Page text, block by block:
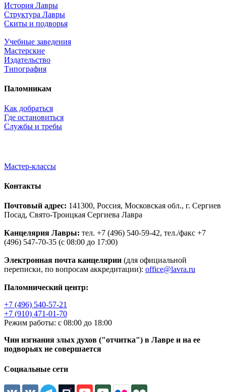
История Лавры
Структура Лавры
Скиты и подворья
Учебные заведения
Мастерские
Издательство
Типография
Паломникам
Как добраться
Где остановиться
Службы и требы
Мастер-классы
Контакты
Почтовый адрес: 141300, Россия, Московская обл., г. Сергиев
Посад, Свято-Троицкая Сергиева Лавра
Канцелярия Лавры: тел. +7 (496) 540-59-42, тел./факс +7
(496) 547-70-35 (с 08:00 до 17:00)
Электронная почта канцелярии (для официальной
переписки, по вопросам аккредитации): office@lavra.ru
Паломнический центр:
+7 (496) 540-57-21
+7 (910) 471-01-70
Режим работы: с 08:00 до 18:00
Чин изгнания злых духов ("отчитка") в Лавре и на ее
подворьях не совершается
Социальные сети